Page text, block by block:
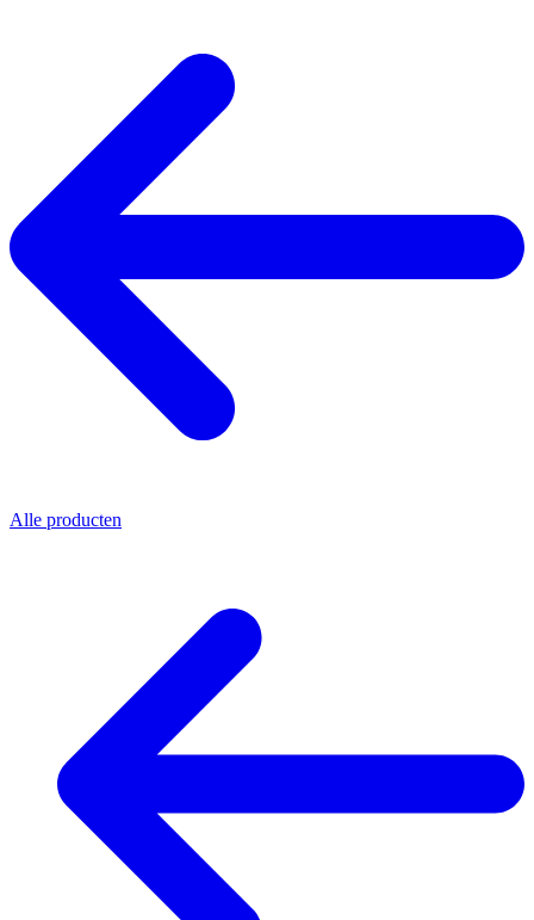
Alle producten